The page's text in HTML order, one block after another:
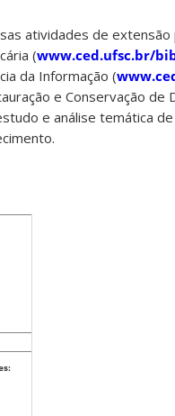
atividades de extensão
(www.ced.ufsc.br/
da Informação (
e Conservação
e análise temática